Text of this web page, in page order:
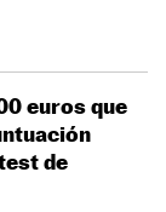
euros que
de